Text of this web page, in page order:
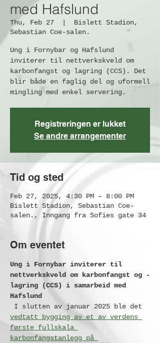
med Hafslund
Thu, Feb 27
Bislett Stadion,
Sebastian Coe-salen.
Ung i Fornybar og Hafslund
inviterer til nettverkskveld om
karbonfangst og lagring (CCS). Det
blir både en faglig del og uformell
mingling med enkel servering.
Registreringen er lukket
Se andre arrangementer
Tid og sted
Feb 27, 2025, 4:30 PM – 8:00 PM
Bislett Stadion, Sebastian Coe-
salen., Inngang fra Sofies gate 34
Om eventet
Ung i Fornybar inviterer til
nettverkskveld om karbonfangst og -
lagring (CCS) i samarbeid med
Hafslund
I slutten av januar 2025 ble det
vedtatt bygging av et av verdens
første fullskala
karbonfangstanlegg på